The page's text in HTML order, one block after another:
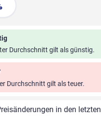
Durchschnitt gilt als günstig.
Durchschnitt gilt als teuer.
in den letzten